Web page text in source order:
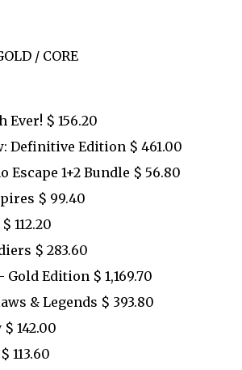
/ CORE
Ever! $ 156.20
Definitive Edition $ 461.00
Escape 1+2 Bundle $ 56.80
$ 99.40
112.20
$ 283.60
Gold Edition $ 1,169.70
& Legends $ 393.80
142.00
113.60